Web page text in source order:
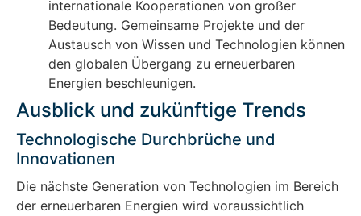
internationale Kooperationen von großer
Bedeutung. Gemeinsame Projekte und der
Austausch von Wissen und Technologien können
den globalen Übergang zu erneuerbaren
Energien beschleunigen.
Ausblick und zukünftige Trends
Technologische Durchbrüche und
Innovationen
Die nächste Generation von Technologien im Bereich
der erneuerbaren Energien wird voraussichtlich